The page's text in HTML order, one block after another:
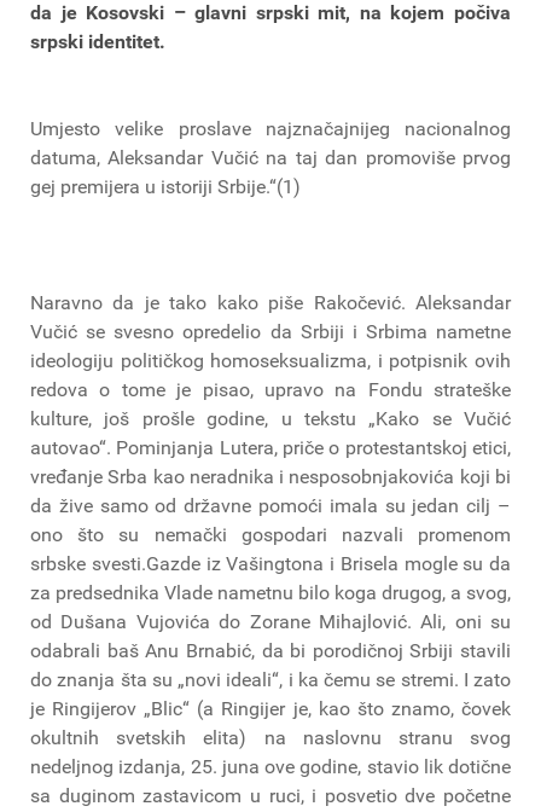
da je Kosovski – glavni srpski mit, na kojem počiva
srpski identitet.
Umjesto velike proslave najznačajnijeg nacionalnog
datuma, Aleksandar Vučić na taj dan promoviše prvog
gej premijera u istoriji Srbije.“(1)
Naravno da je tako kako piše Rakočević. Aleksandar
Vučić se svesno opredelio da Srbiji i Srbima nametne
ideologiju političkog homoseksualizma, i potpisnik ovih
redova o tome je pisao, upravo na Fondu strateške
kulture, još prošle godine, u tekstu „Kako se Vučić
autovao“. Pominjanja Lutera, priče o protestantskoj etici,
vređanje Srba kao neradnika i nesposobnjakovića koji bi
da žive samo od državne pomoći imala su jedan cilj –
ono što su nemački gospodari nazvali promenom
srbske svesti.Gazde iz Vašingtona i Brisela mogle su da
za predsednika Vlade nametnu bilo koga drugog, a svog,
od Dušana Vujovića do Zorane Mihajlović. Ali, oni su
odabrali baš Anu Brnabić, da bi porodičnoj Srbiji stavili
do znanja šta su „novi ideali“, i ka čemu se stremi. I zato
je Ringijerov „Blic“ (a Ringijer je, kao što znamo, čovek
okultnih svetskih elita) na naslovnu stranu svog
nedeljnog izdanja, 25. juna ove godine, stavio lik dotične
sa duginom zastavicom u ruci, i posvetio dve početne